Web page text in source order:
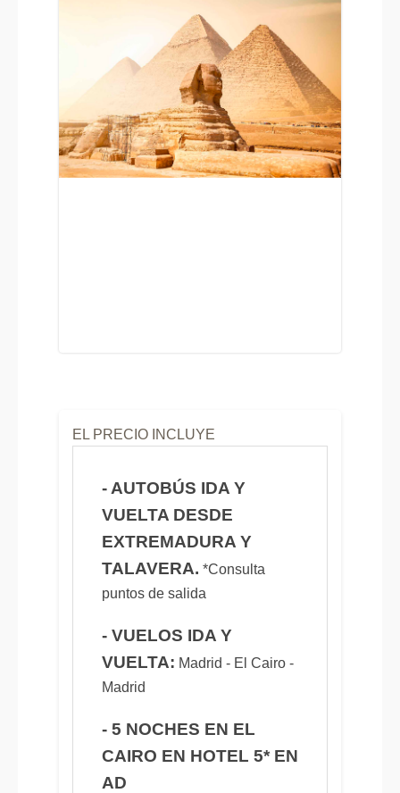
EL PRECIO INCLUYE
- AUTOBÚS IDA Y
VUELTA DESDE
EXTREMADURA Y
TALAVERA. *Consulta
puntos de salida
- VUELOS IDA Y
VUELTA: Madrid - El Cairo -
Madrid
- 5 NOCHES EN EL
CAIRO EN HOTEL 5* EN
AD